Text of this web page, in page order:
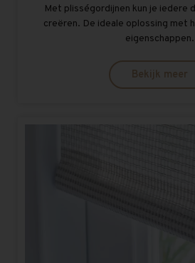
Met plisségordijnen kun je iedere
creëren. De ideale oplossing met
eigenschappen.
Bekijk meer